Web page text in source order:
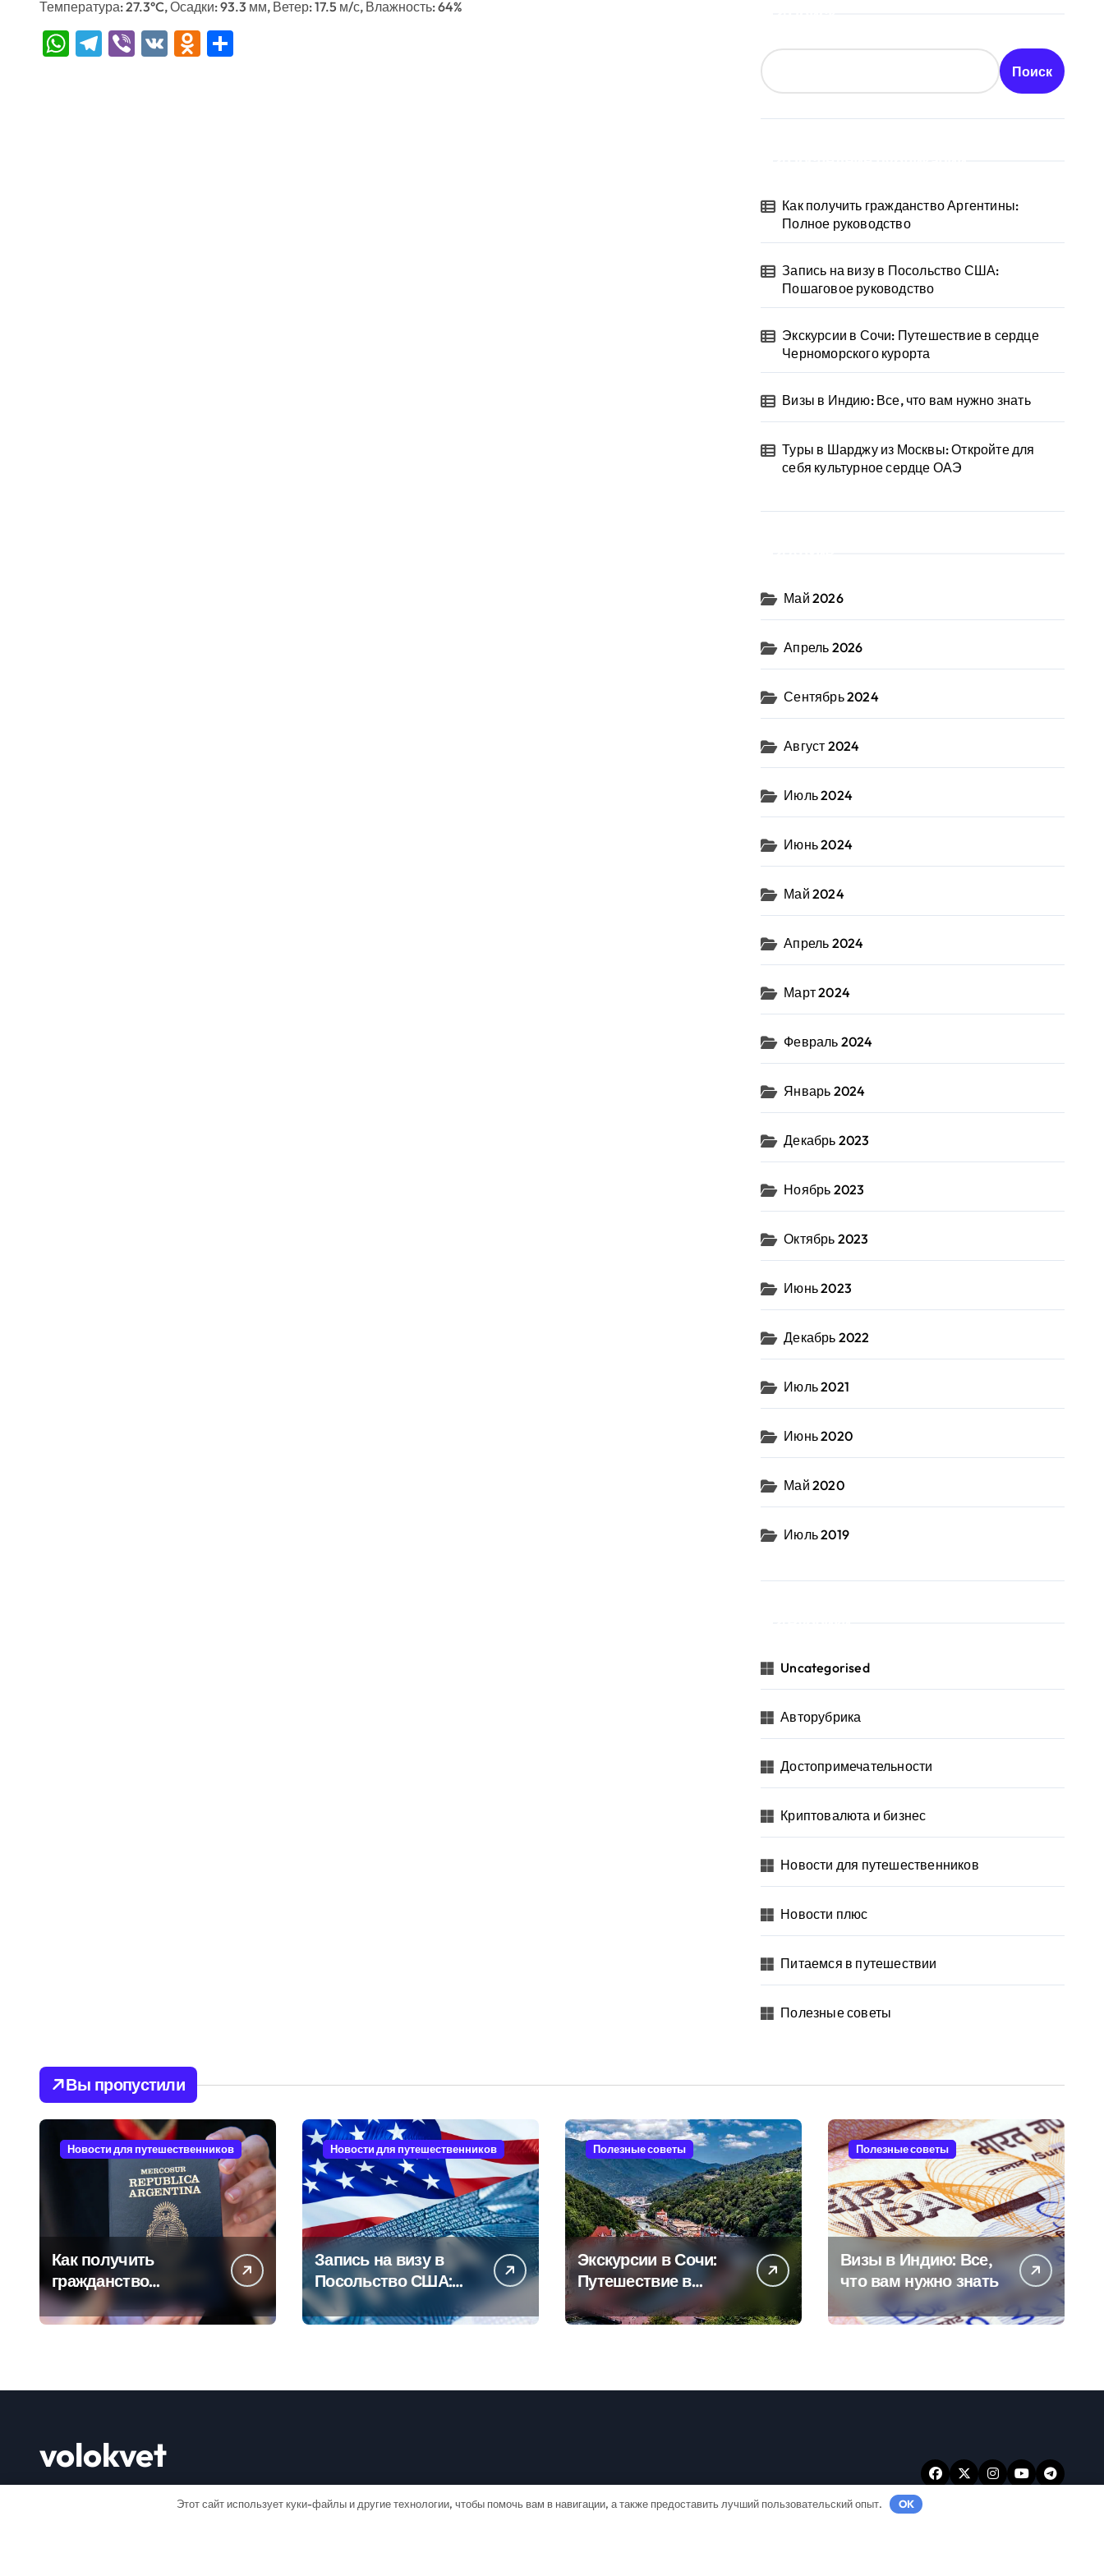
Температура: 27.3°C, Осадки: 93.3 мм, Ветер: 17.5 м/с, Влажность: 64%
WhatsApp
Telegram
Viber
VK Odnoklassniki
Поиск
Как получить гражданство Аргентины:
Полное руководство
Запись на визу в Посольство США:
Пошаговое руководство
Экскурсии в Сочи: Путешествие в сердце
Черноморского курорта
Визы в Индию: Все, что вам нужно знать
Туры в Шарджу из Москвы: Откройте для
себя культурное сердце ОАЭ
Май 2026
Апрель 2026
Сентябрь 2024
Август 2024
Июль 2024
Июнь 2024
Май 2024
Апрель 2024
Март 2024
Февраль 2024
Январь 2024
Декабрь 2023
Ноябрь 2023
Октябрь 2023
Июнь 2023
Декабрь 2022
Июль 2021
Июнь 2020
Май 2020
Июль 2019
Uncategorised
Авторубрика
Достопримечательности
Криптовалюта и бизнес
Новости для путешественников
Новости плюс
Питаемся в путешествии
Полезные советы
Вы пропустили
Новости для путешественников
Как получить
гражданство
Аргентины: Полное
руководство
Новости для путешественников
Запись на визу в
Посольство США:
Пошаговое
руководство
Полезные советы
Экскурсии в Сочи:
Путешествие в
сердце
Черноморского
Полезные советы
Визы в Индию: Все,
что вам нужно знать
volokvet
Этот сайт использует куки-файлы и другие технологии, чтобы помочь вам в навигации, а также предоставить лучший пользовательский опыт. OK